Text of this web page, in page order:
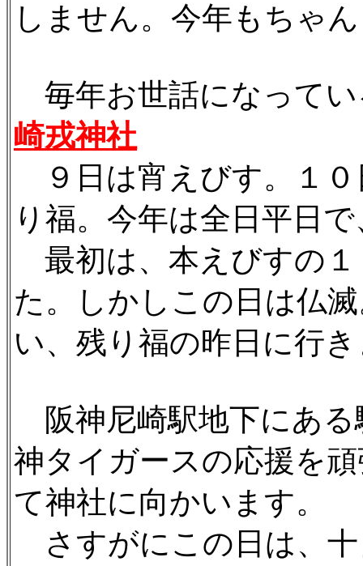
しません。今年もちゃ
毎年お世話になってい
崎戎神社
９日は宵えびす。１０
り福。今年は全日平日
最初は、本えびすの
た。しかしこの日は仏
い、残り福の昨日に行
阪神尼崎駅地下にある
神タイガースの応援を
て神社に向かいます。
さすがにこの日は、十